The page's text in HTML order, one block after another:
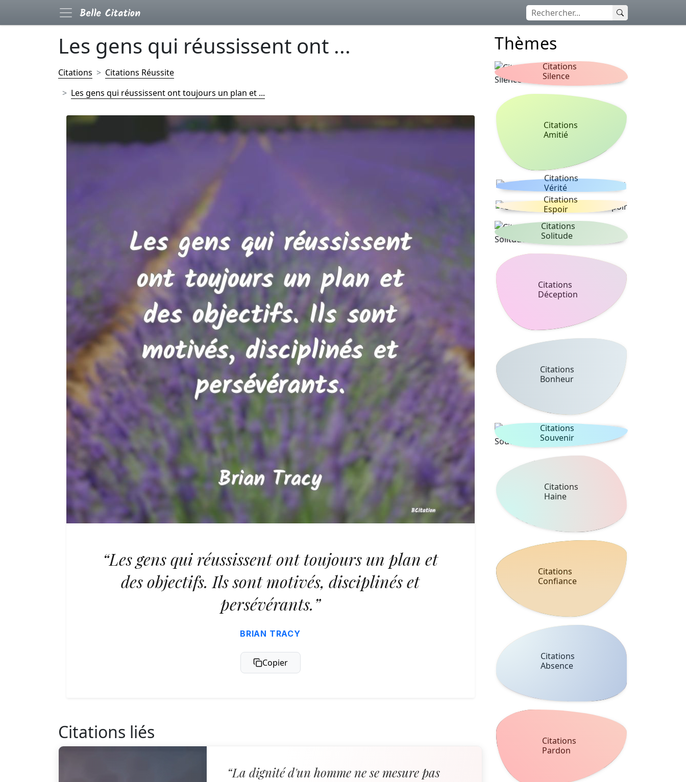
Les gens qui réussissent ont ...
Citations
Citations Réussite
Les gens qui réussissent ont toujours un plan et ...
“Les gens qui réussissent ont toujours un plan et
des objectifs. Ils sont motivés, disciplinés et
persévérants.”
BRIAN TRACY
Copier
Citations liés
“La dignité d'un homme ne se mesure pas
Thèmes
Citations
Silence
Citations
Amitié
Citations
Vérité
Citations
Espoir
Citations
Solitude
Citations
Déception
Citations
Bonheur
Citations
Souvenir
Citations
Haine
Citations
Confiance
Citations
Absence
Citations
Pardon